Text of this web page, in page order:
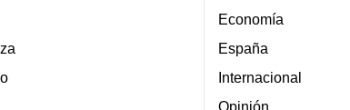
Economía
España
Internacional
Opinión